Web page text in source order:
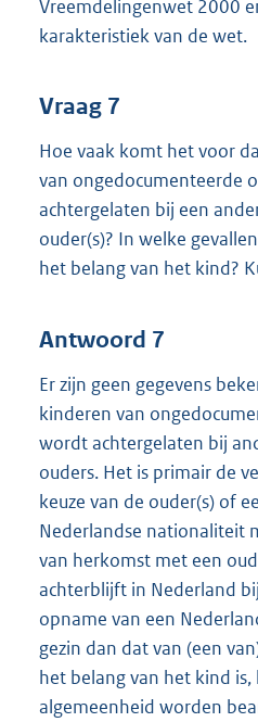
Vreemdelingenwet 2000
karakteristiek van de wet.
Vraag 7
Hoe vaak komt het voor
van ongedocumenteerde
achtergelaten bij een
ouder(s)? In welke
het belang van het kind?
Antwoord 7
Er zijn geen gegevens
kinderen van
wordt achtergelaten bij
ouders. Het is primair de
keuze van de ouder(s) of
Nederlandse nationaliteit
van herkomst met een
achterblijft in Nederland
opname van een
gezin dan dat van (een
het belang van het kind
algemeenheid worden